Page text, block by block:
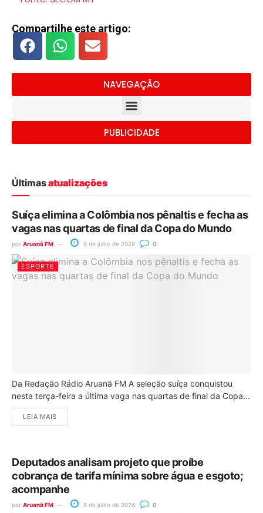
Compartilhe este artigo:
NAVEGAÇÃO
PUBLICIDADE
Últimasatualizações
Suíça elimina a Colômbia nos pênaltis e fecha as
vagas nas quartas de final da Copa do Mundo
por Aruanã FM 8 de julho de 2026 0
ESPORTE
Da Redação Rádio Aruanã FM A seleção suíça conquistou
nesta terça-feira a última vaga nas quartas de final da Copa...
LEIA MAIS
Deputados analisam projeto que proíbe
cobrança de tarifa mínima sobre água e esgoto;
acompanhe
por Aruanã FM 8 de julho de 2026 0